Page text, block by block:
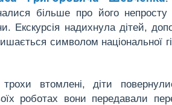
більше про його
Екскурсія надихнула дітей,
символом національної
втомлені, діти
роботах вони передавали